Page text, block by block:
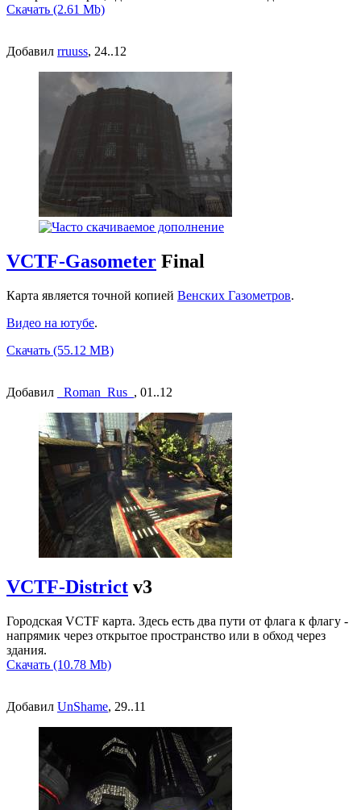
Скачать (2.61 Mb)
Добавил rruuss, 24..12
VCTF-Gasometer Final
Карта является точной копией Венских Газометров.
Видео на ютубе.
Скачать (55.12 MB)
Добавил _Roman_Rus_ , 01..12
VCTF-District v3
Городская VCTF карта. Здесь есть два пути от флага к флагу -
напрямик через открытое пространство или в обход через
здания.
Скачать (10.78 Mb)
Добавил UnShame, 29..11